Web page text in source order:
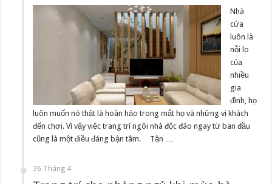
Nhà
cửa
luôn là
nỗi lo
của
nhiều
gia
đình, họ
luôn muốn nó thật là hoàn hảo trong mắt họ và những vị khách
đến chơi. Vì vậy việc trang trí ngôi nhà độc đáo ngay từ ban đầu
cũng là một điều đáng bận tâm. Tận …
26 Tháng 4